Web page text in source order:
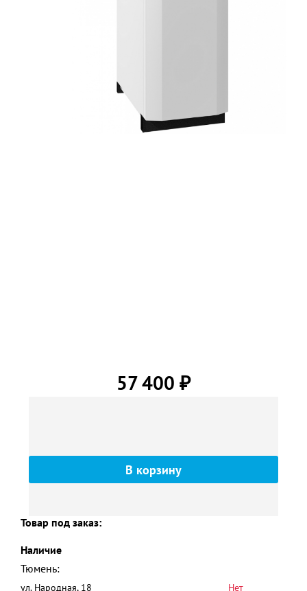
57 400 ₽
Товар под заказ:
Наличие
Тюмень:
ул. Народная, 18
Нет